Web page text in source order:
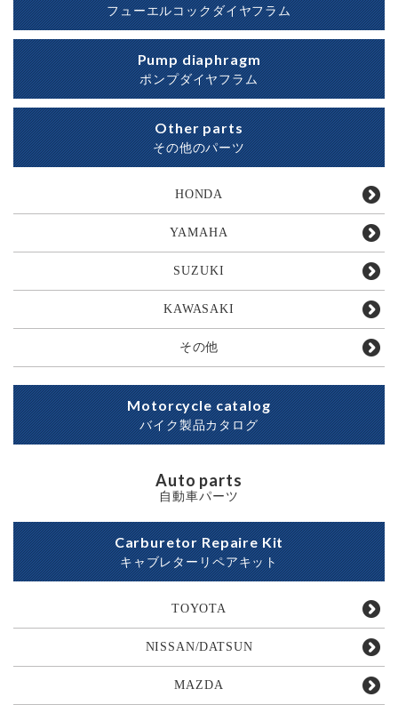
フューエルコックダイヤフラム
Pump diaphragm
ポンプダイヤフラム
Other parts
その他のパーツ
HONDA
YAMAHA
SUZUKI
KAWASAKI
その他
Motorcycle catalog
バイク製品カタログ
Auto parts
自動車パーツ
Carburetor Repaire Kit
キャブレターリペアキット
TOYOTA
NISSAN/DATSUN
MAZDA